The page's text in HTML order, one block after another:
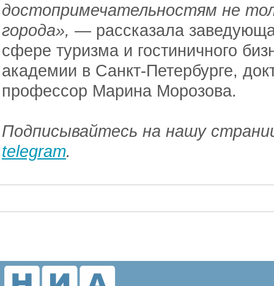
достопримечательностям не
города», — рассказала
сфере туризма и гостиничного
академии в Санкт-Петербурге,
профессор Марина Морозова.
Подписывайтесь на нашу
telegram.